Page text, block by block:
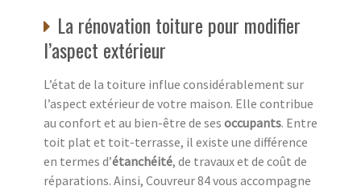
La rénovation toiture pour modifier
l’aspect extérieur
L’état de la toiture influe considérablement sur
l’aspect extérieur de votre maison. Elle contribue
au confort et au bien-être de ses occupants. Entre
toit plat et toit-terrasse, il existe une différence
en termes d’étanchéité, de travaux et de coût de
réparations. Ainsi, Couvreur 84 vous accompagne